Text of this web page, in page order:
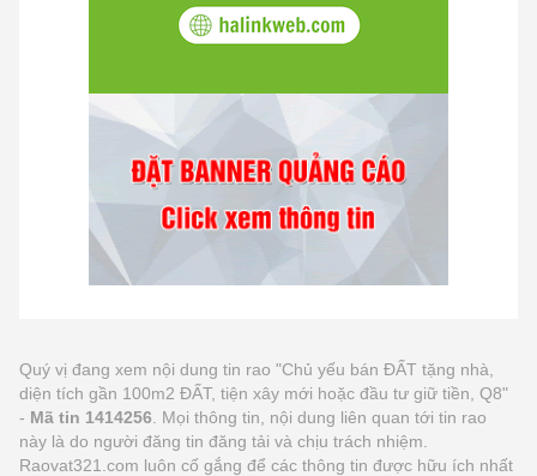
Quý vị đang xem nội dung tin rao "Chủ yếu bán ĐẤT tặng nhà,
diện tích gần 100m2 ĐẤT, tiện xây mới hoặc đầu tư giữ tiền, Q8"
- Mã tin 1414256 . Mọi thông tin, nội dung liên quan tới tin rao
này là do người đăng tin đăng tải và chịu trách nhiệm.
Raovat321.com luôn cố gắng để các thông tin được hữu ích nhất